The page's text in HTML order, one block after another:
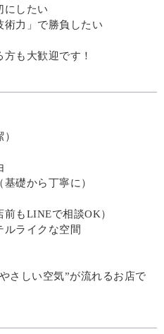
にしたい
術力」で勝負したい
も大歓迎です！
礎から丁寧に）
もLINEで相談OK）
ルライクな空間
さしい空気”が流れるお店で